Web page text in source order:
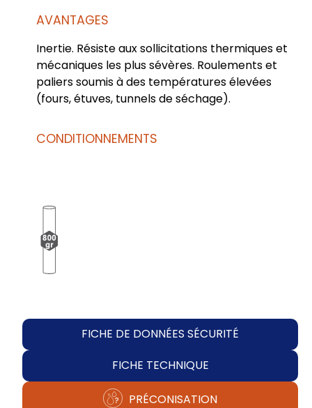
AVANTAGES
Inertie. Résiste aux sollicitations thermiques et
mécaniques les plus sévères. Roulements et
paliers soumis à des températures élevées
(fours, étuves, tunnels de séchage).
CONDITIONNEMENTS
FICHE DE DONNÉES SÉCURITÉ
FICHE TECHNIQUE
PRÉCONISATION